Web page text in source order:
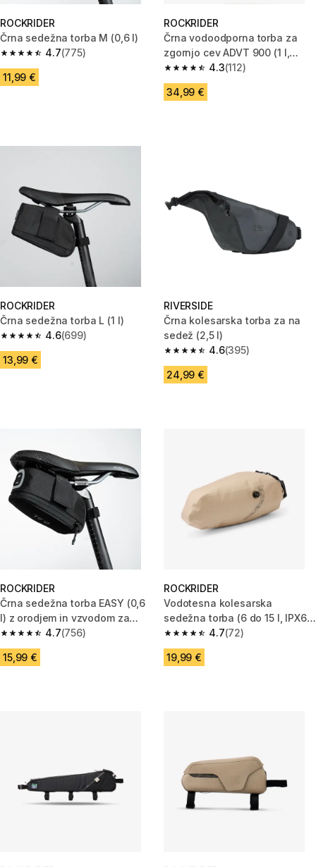
ROCKRIDER
Črna sedežna torba M (0,6 l)
4.7
4.7 od 5 zvezdic from 775 ocene
(775)
11,99 €
ROCKRIDER
Črna vodoodporna torba za
zgornjo cev ADVT 900 (1 l,
IPX3)
4.3
4.3 od 5 zvezdic from 112
(112)
34,99 €
ROCKRIDER
Črna sedežna torba L (1 l)
4.6
4.6 od 5 zvezdic from 699 ocene
(699)
13,99 €
RIVERSIDE
Črna kolesarska torba za na
sedež (2,5 l)
4.6
4.6 od 5 zvezdic from 395
(395)
24,99 €
ROCKRIDER
Črna sedežna torba EASY (0,6
l) z orodjem in vzvodom za
pnevmatike
4.7
4.7 od 5 zvezdic from 756 ocene
(756)
15,99 €
ROCKRIDER
Vodotesna kolesarska
sedežna torba (6 do 15 l, IPX6)
ADVT 9004.7
4.7 od 5 zvezdic from 72 ocene
(72)
19,99 €